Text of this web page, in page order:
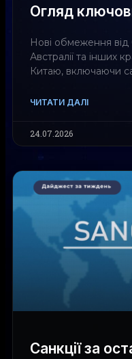
Огляд
Нові обмеження
Австралії та інших
Китаю, включаючи
ЧИТАТИ ДАЛІ
24.07.2026
Санкції за